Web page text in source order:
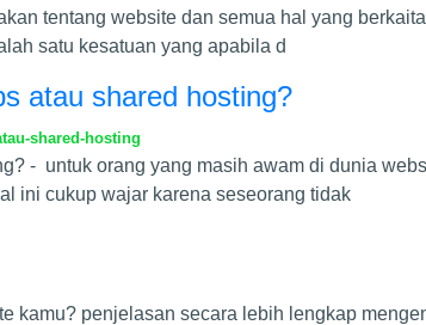
tentang website dan semua hal yang
satu kesatuan yang apabila d
atau shared hosting?
shared-hosting
- untuk orang yang masih awam di dunia
ini cukup wajar karena seseorang tidak
kamu? penjelasan secara lebih lengkap